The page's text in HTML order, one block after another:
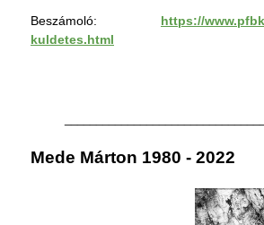
Beszámoló: https://
kuldetes.html
Mede Márton 1980 - 2022